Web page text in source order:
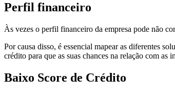
Perfil financeiro
Às vezes o perfil financeiro da empresa pode não
Por causa disso, é essencial mapear as diferentes
crédito para que as suas chances na relação com as
Baixo Score de Crédito